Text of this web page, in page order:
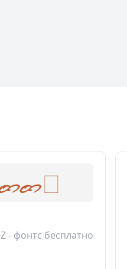
Z - фонтс бесплатно